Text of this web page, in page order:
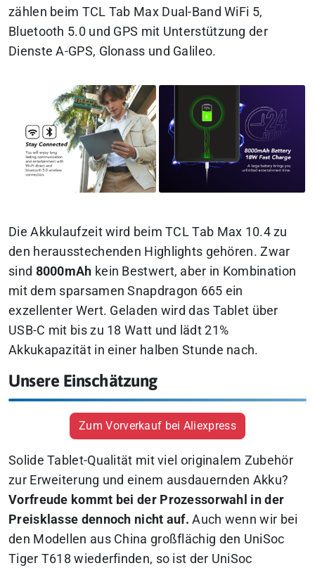
zählen beim TCL Tab Max Dual-Band WiFi 5,
Bluetooth 5.0 und GPS mit Unterstützung der
Dienste A-GPS, Glonass und Galileo.
Die Akkulaufzeit wird beim TCL Tab Max 10.4 zu
den herausstechenden Highlights gehören. Zwar
sind 8000mAh kein Bestwert, aber in Kombination
mit dem sparsamen Snapdragon 665 ein
exzellenter Wert. Geladen wird das Tablet über
USB-C mit bis zu 18 Watt und lädt 21%
Akkukapazität in einer halben Stunde nach.
Unsere Einschätzung
Zum Vorverkauf bei Aliexpress
Solide Tablet-Qualität mit viel originalem Zubehör
zur Erweiterung und einem ausdauernden Akku?
Vorfreude kommt bei der Prozessorwahl in der
Preisklasse dennoch nicht auf. Auch wenn wir bei
den Modellen aus China großflächig den UniSoc
Tiger T618 wiederfinden, so ist der UniSoc